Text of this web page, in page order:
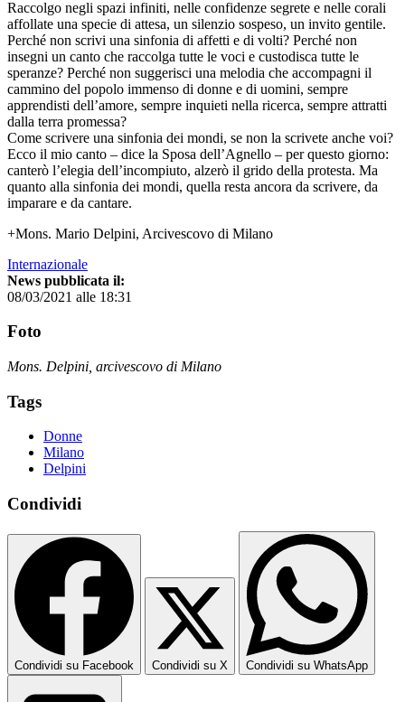
Raccolgo negli spazi infiniti, nelle confidenze segrete e nelle corali
affollate una specie di attesa, un silenzio sospeso, un invito gentile.
Perché non scrivi una sinfonia di affetti e di volti? Perché non
insegni un canto che raccolga tutte le voci e custodisca tutte le
speranze? Perché non suggerisci una melodia che accompagni il
cammino del popolo immenso di donne e di uomini, sempre
apprendisti dell’amore, sempre inquieti nella ricerca, sempre attratti
dalla terra promessa?
Come scrivere una sinfonia dei mondi, se non la scrivete anche voi?
Ecco il mio canto – dice la Sposa dell’Agnello – per questo giorno:
canterò l’elegia dell’incompiuto, alzerò il grido della protesta. Ma
quanto alla sinfonia dei mondi, quella resta ancora da scrivere, da
imparare e da cantare.
+Mons. Mario Delpini, Arcivescovo di Milano
Internazionale
News pubblicata il:
08/03/2021 alle 18:31
Foto
Mons. Delpini, arcivescovo di Milano
Tags
Donne
Milano
Delpini
Condividi
Condividi su Facebook Condividi su X Condividi su WhatsApp